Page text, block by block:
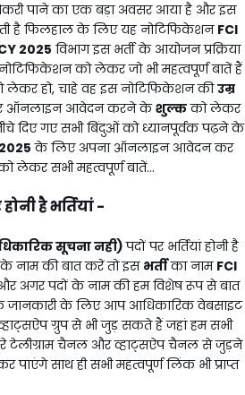
पाने का एक बड़ा अवसर आया है और इस
है फिलहाल के लिए यह नोटिफिकेशनFCI
2025 विभाग इस भर्ती के आयोजन प्रक्रिया
को लेकर जो भी महत्वपूर्ण बातें हैं
लेकर हो, चाहे वह इस नोटिफिकेशन कीउम्र
आवेदन करने केशुल्कको लेकर
दिए गए सभी बिंदुओं को ध्यानपूर्वक पढ़ने के
के लिए अपना ऑनलाइन आवेदन कर
लेकर सभी महत्वपूर्ण बातें...
है भर्तियां -
सूचना नही)पदों पर भर्तियां होनी है
नाम की बात करें तो इस भर्तीका नाम FCI
अगर पदों के नाम की हम विशेष रूप से बात
जानकारी के लिए आप आधिकारिक वेबसाइट
ग्रुप से भी जुड़ सकते हैं जहां हम सभी
टेलीग्राम चैनल और व्हाट्सऐप चैनल से जुड़ने
साथ ही सभी महत्वपूर्ण लिंक भी प्राप्त